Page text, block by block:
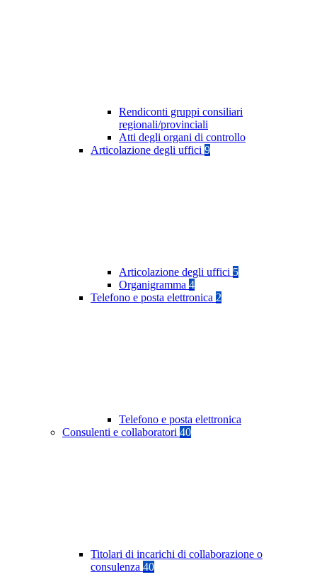
Rendiconti gruppi consiliari
regionali/provinciali
Atti degli organi di controllo
Articolazione degli uffici 9
Articolazione degli uffici 5
Organigramma 4
Telefono e posta elettronica 2
Telefono e posta elettronica
Consulenti e collaboratori 40
Titolari di incarichi di collaborazione o
consulenza 40